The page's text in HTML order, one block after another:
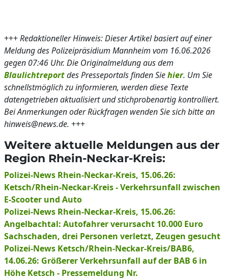
+++Redaktioneller Hinweis: Dieser Artikel basiert auf einer
Meldung des Polizeipräsidium Mannheim vom 16.06.2026
gegen 07:46 Uhr. Die Originalmeldung aus dem
Blaulichtreportdes Presseportals finden Siehier. Um Sie
schnellstmöglich zu informieren, werden diese Texte
datengetrieben aktualisiert und stichprobenartig kontrolliert.
Bei Anmerkungen oder Rückfragen wenden Sie sich bitte an
hinweis@news.de. +++
Weitere aktuelle Meldungen aus der
Region Rhein-Neckar-Kreis:
Polizei-News Rhein-Neckar-Kreis, 15.06.26:
Ketsch/Rhein-Neckar-Kreis - Verkehrsunfall zwischen
E-Scooter und Auto
Polizei-News Rhein-Neckar-Kreis, 15.06.26:
Angelbachtal: Autofahrer verursacht 10.000 Euro
Sachschaden, drei Personen verletzt, Zeugen gesucht
Polizei-News Ketsch/Rhein-Neckar-Kreis/BAB6,
14.06.26: Größerer Verkehrsunfall auf der BAB 6 in
Höhe Ketsch - Pressemeldung Nr.